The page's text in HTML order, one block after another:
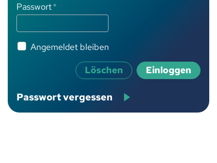
Passwort*
Angemeldet bleiben
Löschen Einloggen
Passwort vergessen